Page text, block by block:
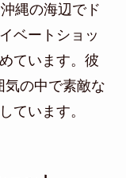
縄の海辺でド
ベートショッ
ています。彼
気の中で素敵な
ています。